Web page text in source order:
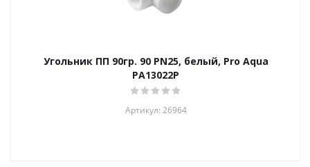
Угольник ПП 90гр. 90 PN25, белый, Pro Aqua
PA13022P
Артикул: 26964